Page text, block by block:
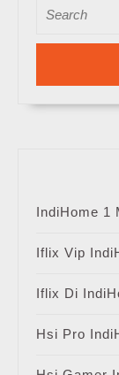
for:
IndiHome 1
Iflix Vip
Iflix Di
Hsi Pro